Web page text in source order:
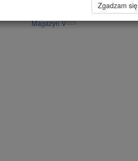
Zgadzam się
Magazyn V